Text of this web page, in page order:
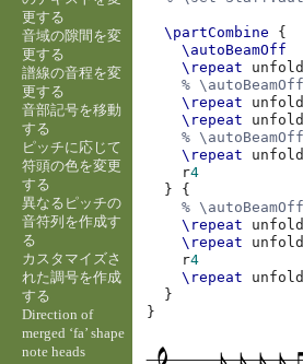
\partCombine
{
\autoBeamOff
\repeat
unfold
%
\repeat
unfold
\repeat
unfold
%
\repeat
unfold
r4
}
{
%
\repeat
unfold
\repeat
unfold
r4
\repeat
unfold
}
}
更する
音域の隙間を変
更する
譜線の音程を変
更する
音部記号を移動
する
ピッチに応じて
符頭の色を変更
する
異なるピッチの
音符列を作成す
る
カスタマイズさ
れた調号を作成
する
Direction of
merged ‘fa’ shape
note heads